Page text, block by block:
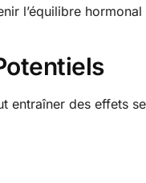
l’équilibre
entraîner des effets